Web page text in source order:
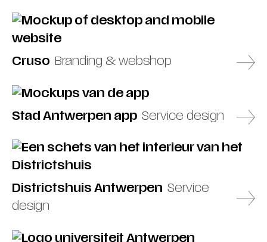
Cruso Branding & webshop
Stad Antwerpen app Service design
Districtshuis Antwerpen Service
design